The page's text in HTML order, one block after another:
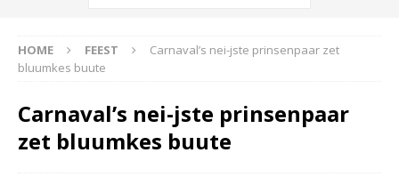
HOME FEEST
Carnaval’s nei-jste prinsenpaar zet
bluumkes buute
Carnaval’s nei-jste prinsenpaar
zet bluumkes buute